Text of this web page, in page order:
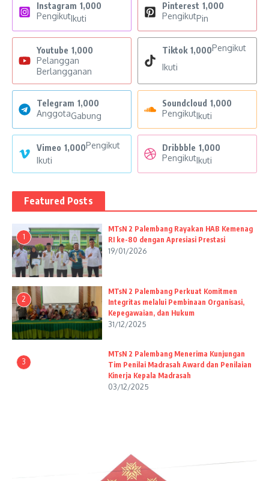
Instagram 1,000
PengikutIkuti
Pinterest 1,000
PengikutPin
Youtube 1,000
Pelanggan
Berlangganan
Tiktok 1,000Pengikut
Ikuti
Telegram 1,000
AnggotaGabung
Soundcloud 1,000
PengikutIkuti
Vimeo 1,000Pengikut
Ikuti
Dribbble 1,000
PengikutIkuti
Featured Posts
1
MTsN 2 Palembang Rayakan HAB Kemenag
RI ke-80 dengan Apresiasi Prestasi
19/01/2026
2
MTsN 2 Palembang Perkuat Komitmen
Integritas melalui Pembinaan Organisasi,
Kepegawaian, dan Hukum
31/12/2025
3
MTsN 2 Palembang Menerima Kunjungan
Tim Penilai Madrasah Award dan Penilaian
Kinerja Kepala Madrasah
03/12/2025